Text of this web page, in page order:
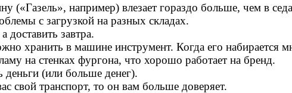
(«Газель», например) влезает гораздо больше, чем в
с загрузкой на разных складах.
доставить завтра.
хранить в машине инструмент. Когда его
на стенках фургона, что хорошо работает на бренд.
деньги (или больше денег).
свой транспорт, то он вам больше доверяет.